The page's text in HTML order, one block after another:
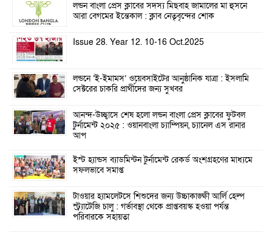
লন্ডন বাংলা প্রেস ক্লাবের সদস্য মিছবাহ জামালের মা হুসনে
আরা বেগমের ইন্তেকাল : ক্লাব নেতৃবৃন্দের শোক
Issue 28. Year 12. 10-16 Oct.2025
লন্ডনে ‘ই-ইমামস’ ওয়েবসাইটের আনুষ্ঠানিক যাত্রা : ইসলামি
সেক্টরের চাকরি প্রার্থীদের জন্য সুখবর
আনন্দ-উচ্ছ্বাসে শেষ হলো লন্ডন বাংলা প্রেস ক্লাবের ফুটবল
টুর্নামেন্ট ২০২৫ : ওয়ানবাংলা চ্যাম্পিয়ন, চ্যানেল এস রানার
আপ
ইস্ট হ্যান্ডস ব্যাডমিন্টন টুর্নামেন্ট রেকর্ড অংশগ্রহণের মাধ্যমে
সফলভাবে সমাপ্ত
টাওয়ার হ্যামলেটসে শিশুদের জন্য উচ্চাকাঙ্ক্ষী আর্লি হেল্প
স্ট্র্যাটেজি চালু : গর্ভাবস্থা থেকে প্রাপ্তবয়স্ক হওয়া পর্যন্ত
পরিবারকে সহায়তা